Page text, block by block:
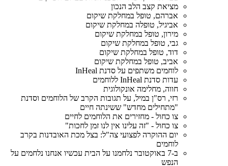
מציאת קצב הלב הנכון
אברהם, טופל במחלקת שיקום
אביגיל, טופלה במחלקת שיקום
מירון, טופל במחלקת שיקום
גבי, טופל במחלקת שיקום
דוד, טופל במחלקת שיקום
אביב, טופל במחלקת שיקום
לוחמים משתפים על סדנת InHeal
עדות סדנת InHeal ללוחמים
חווה, מחלימה אונקולוגית
רזי, רס"ן במיל, על תגובות הקרב של הלוחמים וסדנת
"מתחילים מחדש" ששינתה חיים
צו כחול - מחזירים את הלוחמים לחיים
צו כחול - "זה עלינו אין לנו זמן לחכות"
יום ההוקרה לפצועי צה"ל: בצל מכת האובדנות בקרב
לוחמים
ב-7 באוקטובר נלחמנו על הבית עכשיו אנחנו נלחמים על